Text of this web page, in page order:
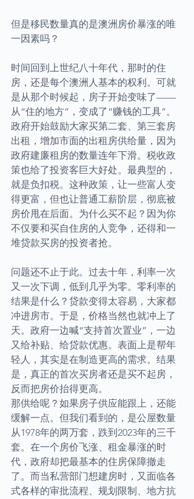
但是移民数量真的是澳洲房价暴涨的唯
一因素吗？
时间回到上世纪八十年代，那时的住
房，还是每个澳洲人基本的权利。可就
是从那个时候起，房子开始变味了——
从“住的地方”，变成了“赚钱的工具”。
政府开始鼓励大家买第二套、第三套房
出租，增加市面的出租房供给量，因为
政府建廉租房的数量连年下滑。税收政
策也给了投资客巨大好处。最典型的，
就是负扣税。这种政策，让一些富人变
得更富，但也让普通工薪阶层，彻底被
房价甩在后面。为什么买不起？因为你
不仅要和买自住房的人竞争，还得和一
堆贷款买房的投资者抢。
问题还不止于此。过去十年，利率一次
又一次下调，低到几乎为零。零利率的
结果是什么？贷款变得太容易，大家都
冲进房市。于是，价格当然也就冲上了
天。政府一边喊“支持首次置业”，一边
又给补贴、给贷款优惠。表面上是帮年
轻人，其实是在制造更高的需求。结果
是，真正的首次买房者还是买不起房，
反而把房价抬得更高。
那供给呢？如果房子供应能跟上，还能
缓解一点。但我们看到的，是公屋数量
从1978年的两万套，跌到2023年的三千
套。在一个房价飞涨、租金暴涨的时
代，政府却把最基本的住房保障撤走
了。而当私营部门想建房时，又面临各
式各样的审批流程、规划限制、地方抗